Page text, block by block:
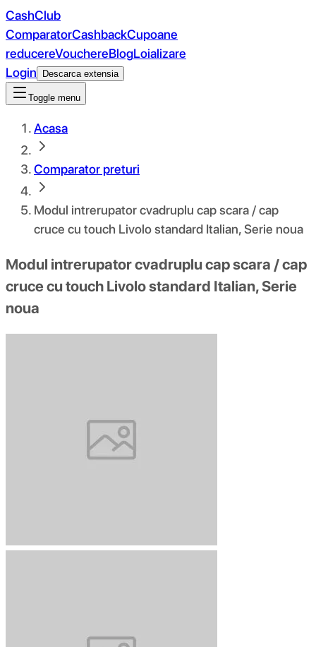
CashClub
ComparatorCashbackCupoane
reducereVouchereBlogLoializare
Login
Descarca extensia
Toggle menu
Acasa
Comparator preturi
Modul intrerupator cvadruplu cap scara / cap
cruce cu touch Livolo standard Italian, Serie noua
Modul intrerupator cvadruplu cap scara / cap
cruce cu touch Livolo standard Italian, Serie
noua